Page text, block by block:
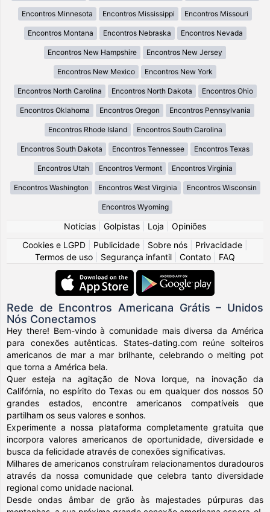
Encontros Minnesota Encontros Mississippi Encontros Missouri
Encontros Montana Encontros Nebraska Encontros Nevada
Encontros New Hampshire Encontros New Jersey
Encontros New Mexico Encontros New York
Encontros North Carolina Encontros North Dakota Encontros Ohio
Encontros Oklahoma Encontros Oregon Encontros Pennsylvania
Encontros Rhode Island Encontros South Carolina
Encontros South Dakota Encontros Tennessee Encontros Texas
Encontros Utah Encontros Vermont Encontros Virginia
Encontros Washington Encontros West Virginia Encontros Wisconsin
Encontros Wyoming
Notícias Golpistas Loja
Opiniões
Cookies e LGPD
Publicidade Sobre nós Privacidade
Termos de uso
Segurança infantil Contato FAQ
Rede de Encontros Americana Grátis – Unidos
Nós Conectamos
Hey there! Bem-vindo à comunidade mais diversa da América
para conexões autênticas. States-dating.com reúne solteiros
americanos de mar a mar brilhante, celebrando o melting pot
que torna a América bela.
Quer esteja na agitação de Nova Iorque, na inovação da
Califórnia, no espírito do Texas ou em qualquer dos nossos 50
grandes estados, encontre americanos compatíveis que
partilham os seus valores e sonhos.
Experimente a nossa plataforma completamente gratuita que
incorpora valores americanos de oportunidade, diversidade e
busca da felicidade através de conexões significativas.
Milhares de americanos construíram relacionamentos duradouros
através da nossa comunidade que celebra tanto diversidade
regional como unidade nacional.
Desde ondas âmbar de grão às majestades púrpuras das